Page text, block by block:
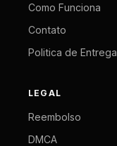
Como Funciona
Contato
Politica de Entrega
LEGAL
Reembolso
DMCA